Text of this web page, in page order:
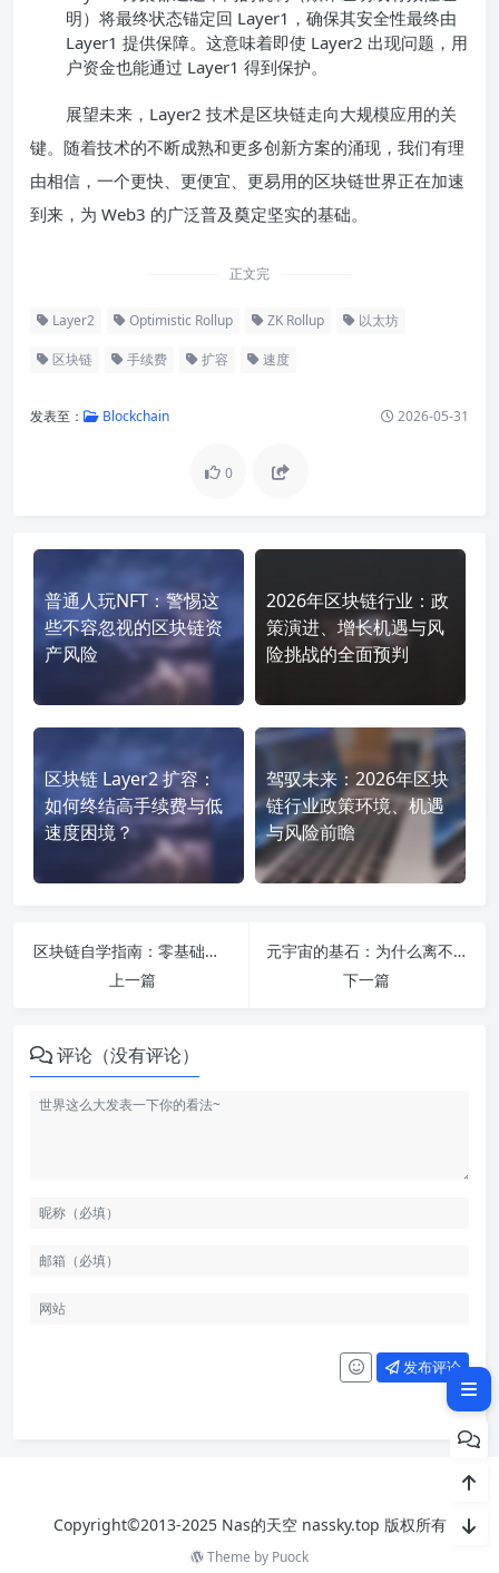
明）将最终状态锚定回 Layer1，确保其安全性最终由
Layer1 提供保障。这意味着即使 Layer2 出现问题，用
户资金也能通过 Layer1 得到保护。
展望未来，Layer2 技术是区块链走向大规模应用的关
键。随着技术的不断成熟和更多创新方案的涌现，我们有理
由相信，一个更快、更便宜、更易用的区块链世界正在加速
到来，为 Web3 的广泛普及奠定坚实的基础。
正文完
Layer2 Optimistic Rollup ZK Rollup 以太坊
区块链 手续费 扩容 速度
发表至： Blockchain 2026-05-31
0
普通人玩NFT：警惕这
些不容忽视的区块链资
产风险
2026年区块链行业：政
策演进、增长机遇与风
险挑战的全面预判
区块链 Layer2 扩容：
如何终结高手续费与低
速度困境？
驾驭未来：2026年区块
链行业政策环境、机遇
与风险前瞻
区块链自学指南：零基础小白必知的10大核心知识点，轻松驾驭未来科技！
上一篇
元宇宙的基石：为什么离不开区块链技术底层支撑
下一篇
评论（没有评论）
发布评论
降低手续费并显著提升速度？
总结：Layer2 如何达成目标？
Copyright©2013-2025 Nas的天空 nassky.top 版权所有
Theme by Puock